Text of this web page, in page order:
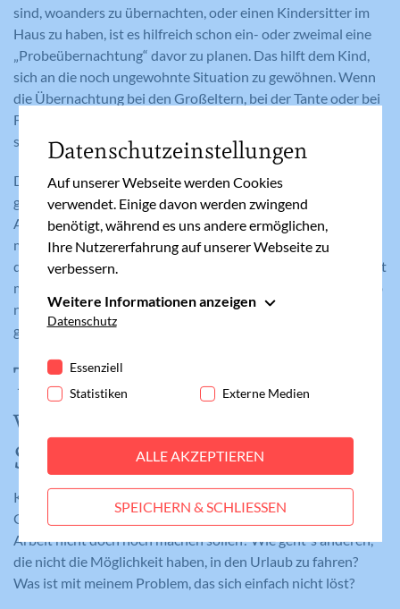
sind, woanders zu übernachten, oder einen Kindersitter im
Haus zu haben, ist es hilfreich schon ein- oder zweimal eine
„Probeübernachtung“ davor zu planen. Das hilft dem Kind,
sich an die noch ungewohnte Situation zu gewöhnen. Wenn
die Übernachtung bei den Großeltern, bei der Tante oder bei
Freunden gut gelingt, gibt es beim nächsten Mal vielleicht
sogar Jubelsprünge für auswertige Übernachtungen.
Die Situation mit einem Stillkind bzw. Baby ist nochmal eine
ganz andere, hier muss man sich gut überlegen, ab welchem
Alter das Baby auswärts übernachtet oder ob es einfach
mitkommt. Das hängt sehr von den Eltern ab, für manche ist
das kein Problem, für andere wiederum ist der Erholungswert
mit Baby zu gering. Dann ist es ratsam mit dem Zweierurlaub
noch ein paar Monate zu warten, bis es für alle Beteiligten
gut möglich ist.
Tipp #4: Genieße es und
verscheuche
Schuldgefühle!
Kaum sind wir weg, kommen schon die ersten Gedanken.
Geht`s den Kindern daheim gut? Hätte ich die unerledigte
Arbeit nicht doch noch machen sollen? Wie geht`s anderen,
die nicht die Möglichkeit haben, in den Urlaub zu fahren?
Was ist mit meinem Problem, das sich einfach nicht löst?
Datenschutzeinstellungen
Auf unserer Webseite werden Cookies
verwendet. Einige davon werden zwingend
benötigt, während es uns andere ermöglichen,
Ihre Nutzererfahrung auf unserer Webseite zu
verbessern.
Essenziell
Funktionen der Webseite benötigt. Dadurch ist
gewährleistet, dass die Webseite einwandfrei
funktioniert.
Name fe_typo_user
Anbieter Meine Familie
Session
Zweck
Eindeutige ID, die die Sitzung des
Benutzers identifiziert.
Statistik-Cookies helfen uns zu verstehen, wie
Benutzer mit unserer Webseite interagieren,
gemeldet werden. Die gesammelten
Informationen helfen uns, unser
Weitere Informationen anzeigen
Datenschutz
Essenziell
Statistiken
Externe Medien
ALLE AKZEPTIEREN
SPEICHERN & SCHLIESSEN